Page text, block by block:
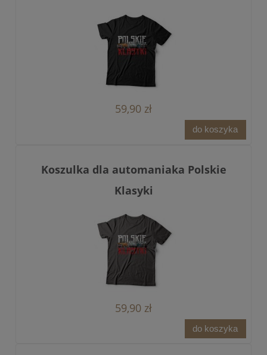
59,90 zł
do koszyka
Koszulka dla automaniaka Polskie
Klasyki
59,90 zł
do koszyka